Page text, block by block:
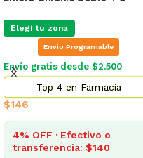
Elegí tu zona
Envio Programable
Envío gratis desde $2.500
Top 4 en Farmacia
$146
4% OFF · Efectivo o
transferencia: $140